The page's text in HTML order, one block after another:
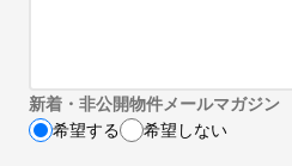
新着・非公開物件メールマガジン
希望する
希望しない